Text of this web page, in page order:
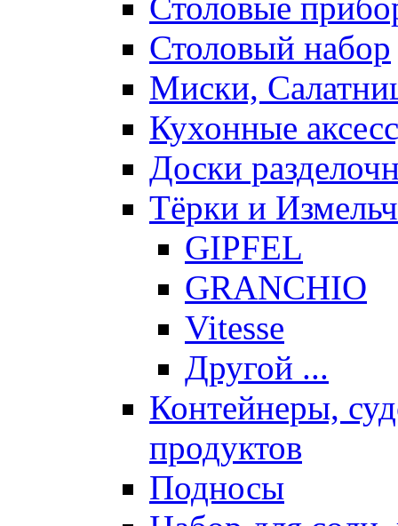
Столовый набор
Миски,
Кухонные
Доски
Тёрки и
GIPFEL
GRANCHIO
Vitesse
Другой ...
Контейнеры,
продуктов
Подносы